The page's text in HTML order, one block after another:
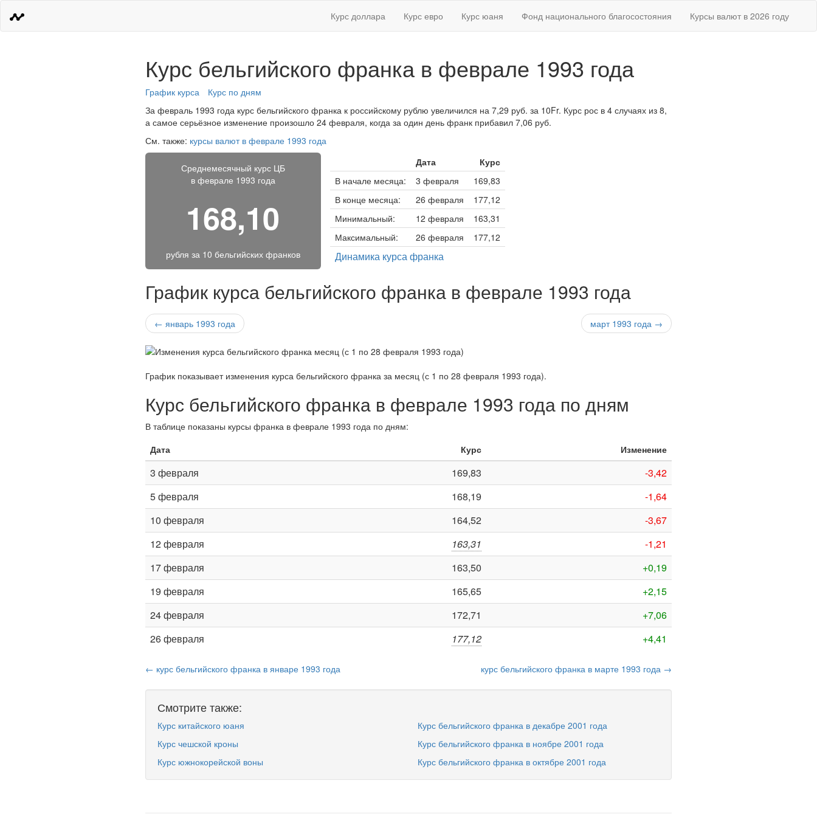
Курс доллара Курс евро Курс юаня Фонд национального благосостояния Курсы валют в 2026 году
Курс бельгийского франка в феврале 1993 года
График курса
Курс по дням
За февраль 1993 года курс бельгийского франка к российскому рублю увеличился на 7,29 руб. за 10Fr. Курс рос в 4 случаях из 8,
а самое серьёзное изменение произошло 24 февраля, когда за один день франк прибавил 7,06 руб.
См. также: курсы валют в феврале 1993 года
Среднемесячный курс ЦБ
в феврале 1993 года
168,10
рубля за 10 бельгийских франков
Дата
Курс
В начале месяца:
3 февраля
169,83
В конце месяца:
26 февраля
177,12
Минимальный:
12 февраля
163,31
Максимальный:
26 февраля 177,12
Динамика курса франка
График курса бельгийского франка в феврале 1993 года
← январь 1993 года март 1993 года →
График показывает изменения курса бельгийского франка за месяц (с 1 по 28 февраля 1993 года).
Курс бельгийского франка в феврале 1993 года по дням
В таблице показаны курсы франка в феврале 1993 года по дням:
Дата
Курс Изменение
3 февраля 169,83
-3,42
5 февраля
168,19
-1,64
10 февраля
164,52
-3,67
12 февраля
163,31
-1,21
17 февраля
163,50
+0,19
19 февраля
165,65
+2,15
24 февраля
172,71
+7,06
26 февраля
177,12 +4,41
← курс бельгийского франка в январе 1993 года курс бельгийского франка в марте 1993 года →
Смотрите также:
Курс китайского юаня
Курс чешской кроны
Курс южнокорейской воны
Курс бельгийского франка в декабре 2001 года
Курс бельгийского франка в ноябре 2001 года
Курс бельгийского франка в октябре 2001 года